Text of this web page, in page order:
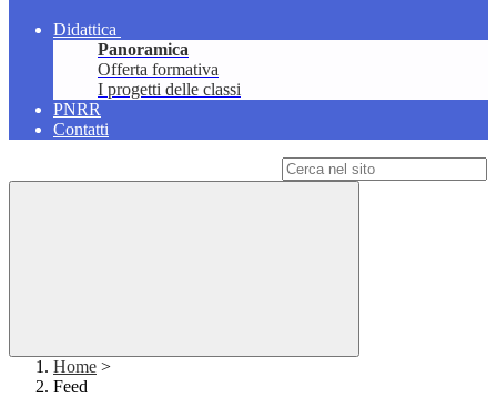
Didattica
Panoramica
Offerta formativa
I progetti delle classi
PNRR
Contatti
Home >
Feed